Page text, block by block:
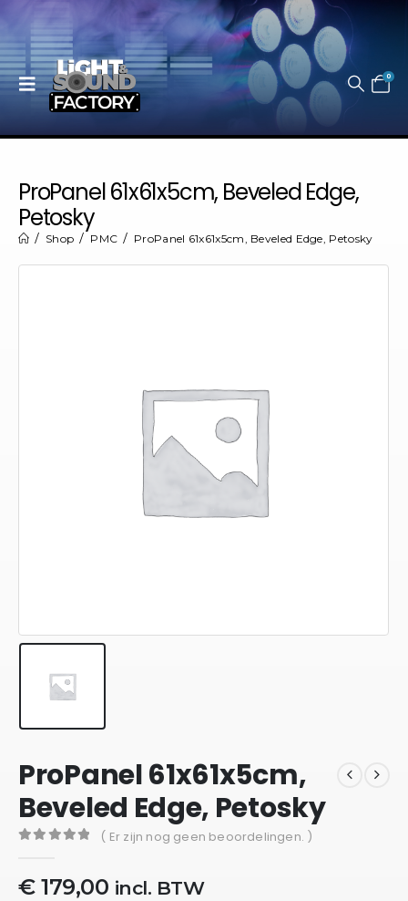
0
ProPanel 61x61x5cm, Beveled Edge,
Petosky
Shop PMC ProPanel 61x61x5cm, Beveled Edge, Petosky
ProPanel 61x61x5cm,
Beveled Edge, Petosky
( Er zijn nog geen beoordelingen. )
€179,00 incl. BTW